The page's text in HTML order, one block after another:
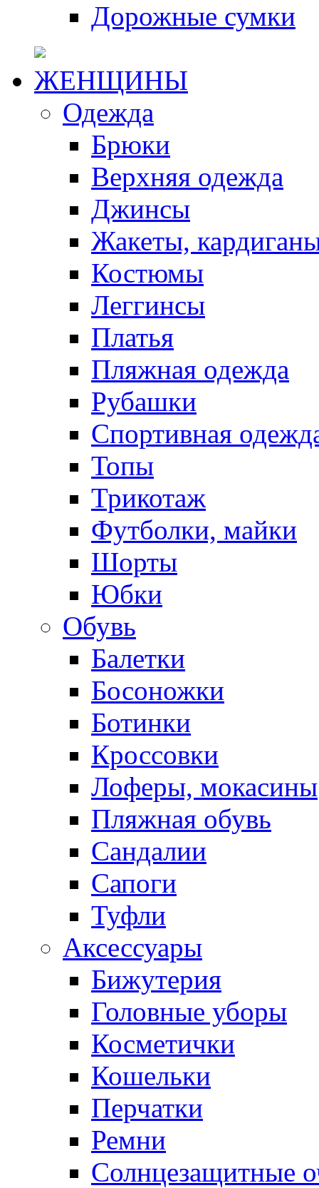
Дорожные сумки
ЖЕНЩИНЫ
Одежда
Брюки
Верхняя одежда
Джинсы
Жакеты,
Костюмы
Леггинсы
Платья
Пляжная одежда
Рубашки
Спортивная
Топы
Трикотаж
Футболки, майки
Шорты
Юбки
Обувь
Балетки
Босоножки
Ботинки
Кроссовки
Лоферы, мокасины
Пляжная обувь
Сандалии
Сапоги
Туфли
Аксессуары
Бижутерия
Головные уборы
Косметички
Кошельки
Перчатки
Ремни
Солнцезащитные